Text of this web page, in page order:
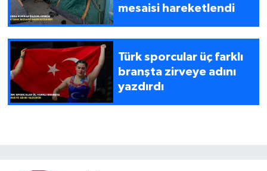
mesaisi hareketlendi
Türk sporcular üç farklı
branşta zirveye adını
yazdırdı